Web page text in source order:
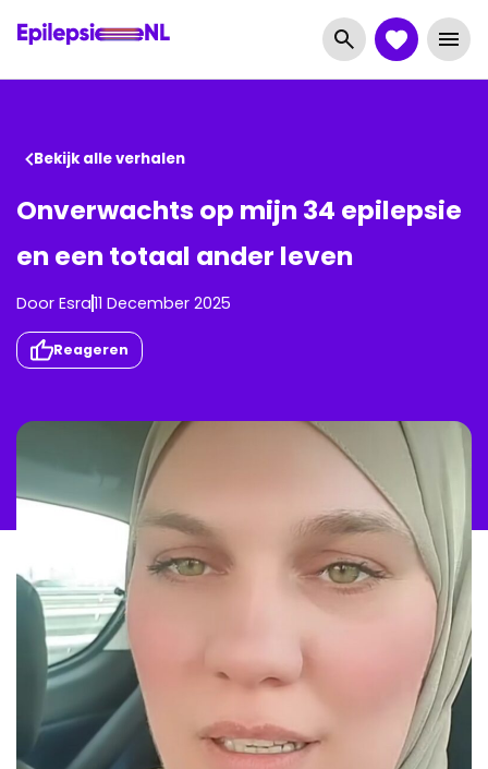
Bekijk alle verhalen
Onverwachts op mijn 34 epilepsie
en een totaal ander leven
Door Esra11 December 2025
Reageren